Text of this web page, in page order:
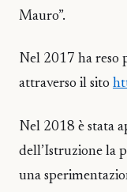
Mauro”.
Nel 2017 ha reso
attraverso il sito
Nel 2018 è stata
dell’Istruzione la
una